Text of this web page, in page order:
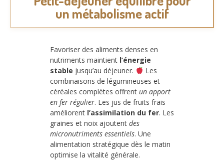
un métabolisme actif
Favoriser des aliments denses en
nutriments maintient l’énergie
stable jusqu’au déjeuner.
Les
combinaisons de légumineuses et
céréales complètes offrent un apport
en fer régulier. Les jus de fruits frais
améliorent l’assimilation du fer. Les
graines et noix ajoutent des
micronutriments essentiels. Une
alimentation stratégique dès le matin
optimise la vitalité générale.